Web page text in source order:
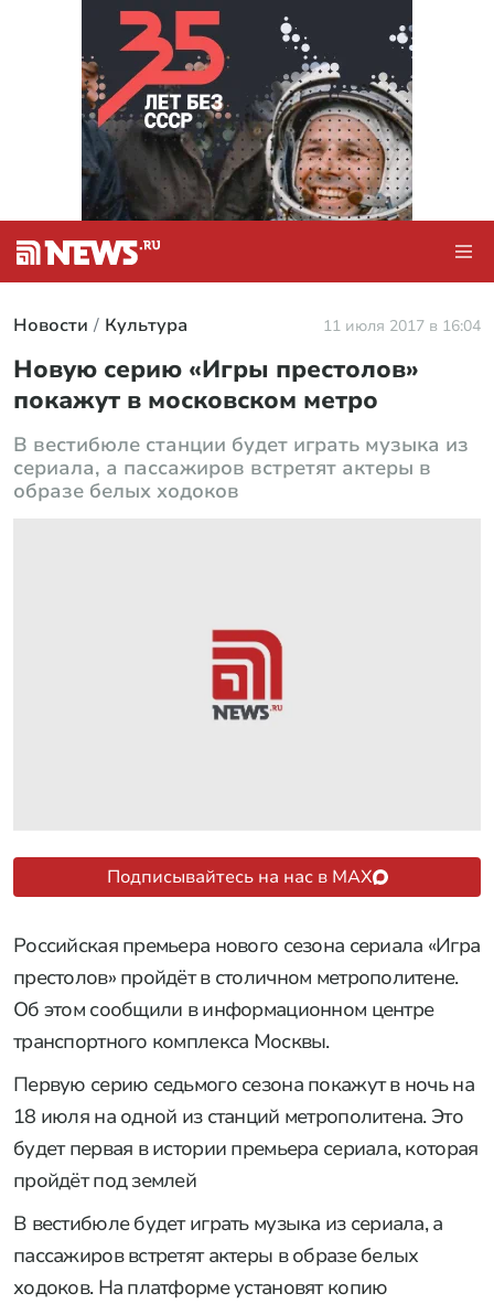
Новости Культура 11 июля 2017 в 16:04
Новую серию «Игры престолов»
покажут в московском метро
В вестибюле станции будет играть музыка из
сериала, а пассажиров встретят актеры в
образе белых ходоков
Подписывайтесь на нас в MAX
Российская премьера нового сезона сериала «Игра
престолов» пройдёт в столичном метрополитене.
Об этом сообщили в информационном центре
транспортного комплекса Москвы.
Первую серию седьмого сезона покажут в ночь на
18 июля на одной из станций метрополитена. Это
будет первая в истории премьера сериала, которая
пройдёт под землей
В вестибюле будет играть музыка из сериала, а
пассажиров встретят актеры в образе белых
ходоков. На платформе установят копию